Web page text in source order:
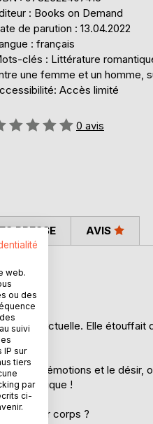
: Books on Demand
de parution : 13.04.2022
: français
clés : Littérature
une femme et un homme,
Accès limité
0 avis
actuelle. Elle étouffait
les émotions et le désir,
authentique !
de leur corps ?
PRESSE AVIS
web.
ou des
suivi
sur
tiers
par
ci-